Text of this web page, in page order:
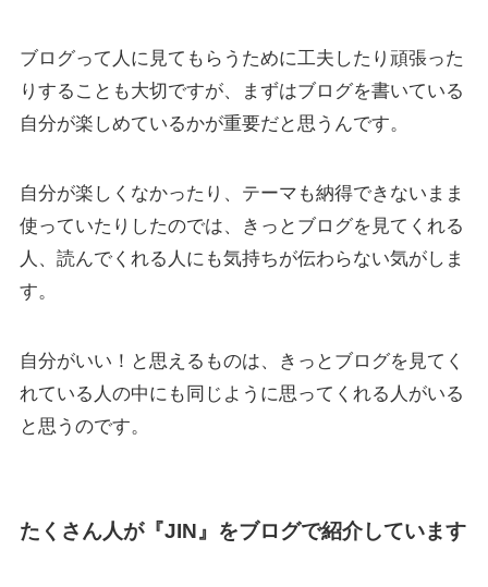
ブログって人に見てもらうために工夫したり頑張った
りすることも大切ですが、まずはブログを書いている
自分が楽しめているかが重要だと思うんです。
自分が楽しくなかったり、テーマも納得できないまま
使っていたりしたのでは、きっとブログを見てくれる
人、読んでくれる人にも気持ちが伝わらない気がしま
す。
自分がいい！と思えるものは、きっとブログを見てく
れている人の中にも同じように思ってくれる人がいる
と思うのです。
たくさん人が『JIN』をブログで紹介しています